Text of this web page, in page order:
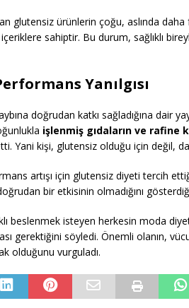
glutensiz ürünlerin çoğu, aslında
içeriklere sahiptir. Bu durum, sağlıklı
Yanılgısı
doğrudan katkı sağladığına dair
işlenmiş gıdaların ve rafine
Yani kişi, glutensiz olduğu için değil,
artışı için glutensiz diyeti tercih
bir etkisinin olmadığını
beslenmek isteyen herkesin moda
gerektiğini söyledi. Önemli olanın,
olduğunu vurguladı.